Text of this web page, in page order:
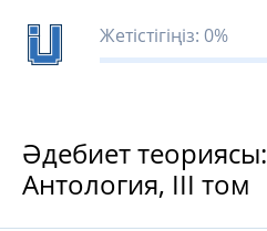
Жетістігіңіз: 0%
Әдебиет теориясы:
Антология, ІІІ том